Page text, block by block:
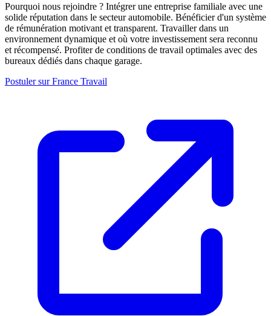
Pourquoi nous rejoindre ? Intégrer une entreprise familiale avec une
solide réputation dans le secteur automobile. Bénéficier d'un système
de rémunération motivant et transparent. Travailler dans un
environnement dynamique et où votre investissement sera reconnu
et récompensé. Profiter de conditions de travail optimales avec des
bureaux dédiés dans chaque garage.
Postuler sur France Travail